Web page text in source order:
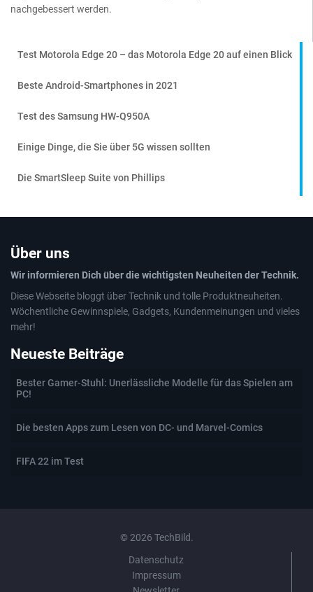
nachgebessert werden.
Test Motorola Edge 20 – das Motorola Edge 20 auf einen Blick
Beste Android-Smartphones in 2021
Test des Samsung HW-Q950A
Einige Dinge, die Sie über 5G wissen sollten
Die SmartSleep Suite von Phillips
Über uns
Wir informieren Dich über die wichtigsten Neuheiten der Technik.
Diese Webseite bloggt über Technik und tolle Produktneuheiten.
Wöchentliche Gewinnspiele, Gadgets, Kundenmeinungen und vieles
mehr!
Neueste Beiträge
Bester Gamer-Stuhl: Unerlässliche Modelle für das Spielen am
PC!
Die besten Apps zum Lesen von DC- und Marvel-Comics
FIFA 22 im Test
© 2026 TechBild.
Datenschutz
Impressum